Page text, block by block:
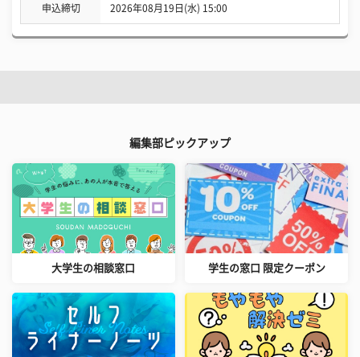
申込締切 2026年08月19日(水) 15:00
編集部ピックアップ
大学生の相談窓口 学生の窓口 限定クーポン